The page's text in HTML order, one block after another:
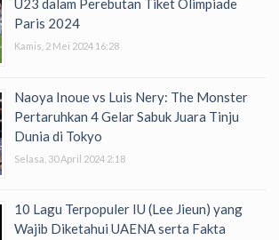
U23 dalam Perebutan Tiket Olimpiade
Paris 2024
Kamis, 2 Mei 2024 16:28
Naoya Inoue vs Luis Nery: The Monster
Pertaruhkan 4 Gelar Sabuk Juara Tinju
Dunia di Tokyo
Selasa, 30 April 2024 2:18
10 Lagu Terpopuler IU (Lee Jieun) yang
Wajib Diketahui UAENA serta Fakta